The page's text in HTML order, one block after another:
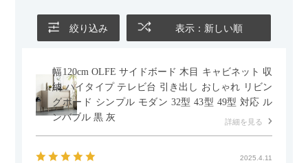
絞り込み 表示：新しい順
幅120cm OLFE サイドボード 木目 キャビネット 収
納 ハイタイプ テレビ台 引き出し おしゃれ リビン
グボード シンプル モダン 32型 43型 49型 対応 ル
ンバブル 黒 灰
詳細を見る
2025.4.11